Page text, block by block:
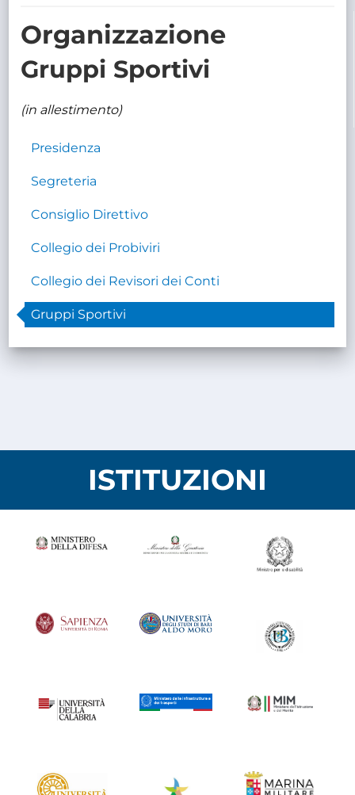
Organizzazione
Gruppi Sportivi
(in allestimento)
Presidenza
Segreteria
Consiglio Direttivo
Collegio dei Probiviri
Collegio dei Revisori dei Conti
Gruppi Sportivi
ISTITUZIONI